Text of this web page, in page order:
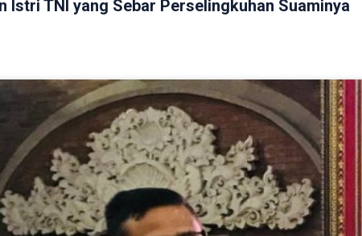
Istri TNI yang Sebar Perselingkuhan Suaminya